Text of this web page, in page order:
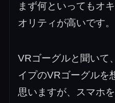
まず何といってもオ
オリティが高いです。
VRゴーグルと聞いて
イプのVRゴーグルを
思いますが、スマホ